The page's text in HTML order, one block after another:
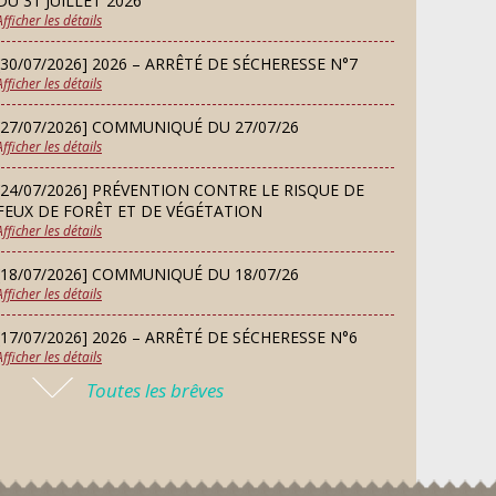
LUNDI
07
SEP
Danses solo et en couple – cours
d’essai gratuit
MARDI
08
SEP
Chorale À travers chants
SAMEDI
12
SEP
Défi de pêche aux leurres
(concept lure house)
13 Repas de fouées
Conseil municipal du 14
les détails
07/2026] 2026 – ARRÊTÉ DE SÉCHERESSE N°7
les détails
07/2026] COMMUNIQUÉ DU 27/07/26
les détails
07/2026] PRÉVENTION CONTRE LE RISQUE DE
DE FORÊT ET DE VÉGÉTATION
les détails
07/2026] COMMUNIQUÉ DU 18/07/26
les détails
07/2026] 2026 – ARRÊTÉ DE SÉCHERESSE N°6
les détails
[16/07/2026] COMMUNIQUÉ DU 16/07/26
Toutes les brêves